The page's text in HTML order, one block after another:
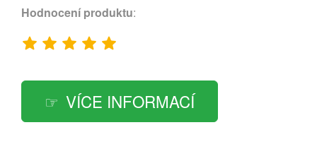
Hodnocení produktu:
VÍCE INFORMACÍ